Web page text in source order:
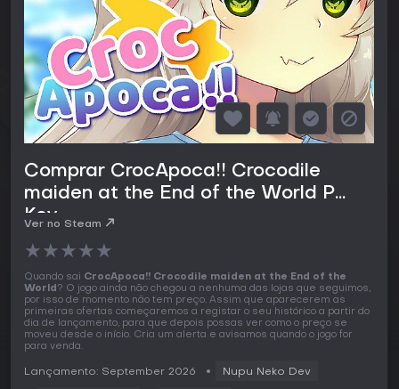
Comprar CrocApoca!! Crocodile
maiden at the End of the World PC
Key
Ver no Steam
★★★★★
Quando sai CrocApoca!! Crocodile maiden at the End of the
World? O jogo ainda não chegou a nenhuma das lojas que seguimos,
por isso de momento não tem preço. Assim que aparecerem as
primeiras ofertas começaremos a registar o seu histórico a partir do
dia de lançamento, para que depois possas ver como o preço se
moveu desde o início. Cria um alerta e avisamos quando o jogo for
para venda.
Lançamento: September 2026 Nupu Neko Dev